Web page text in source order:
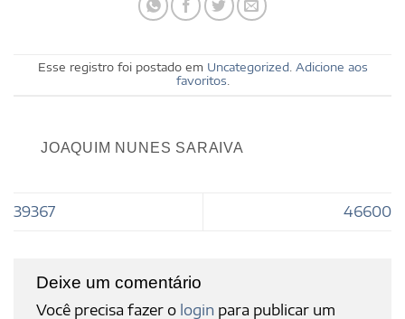
Esse registro foi postado em Uncategorized. Adicione aos
favoritos
JOAQUIM NUNES SARAIVA
39367 46600
Deixe um comentário
Você precisa fazer o login para publicar um